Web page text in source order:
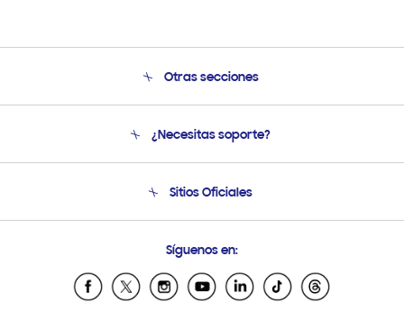
Otras secciones
Soporte
Condiciones de Compra
¿Necesitas soporte?
Soporte vía eMail
Sitios Oficiales
Samsung Ecuador
Samsung El Salvador
Síguenos en: